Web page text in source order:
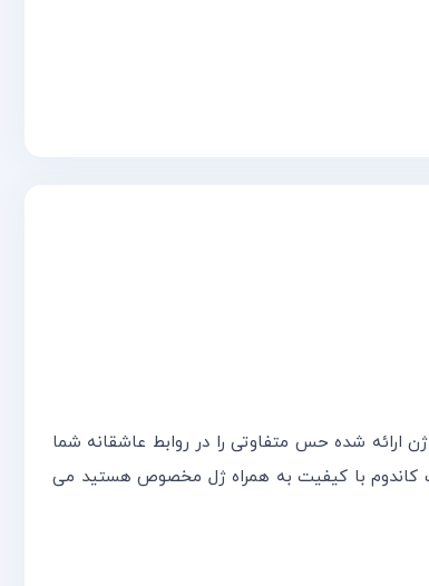
کننده و تنگ کننده واژن ارائه شده حس متفاوتی را در روابط عاشقانه شما
کاندوم با کیفیت به همراه ژل مخصوص هستید می